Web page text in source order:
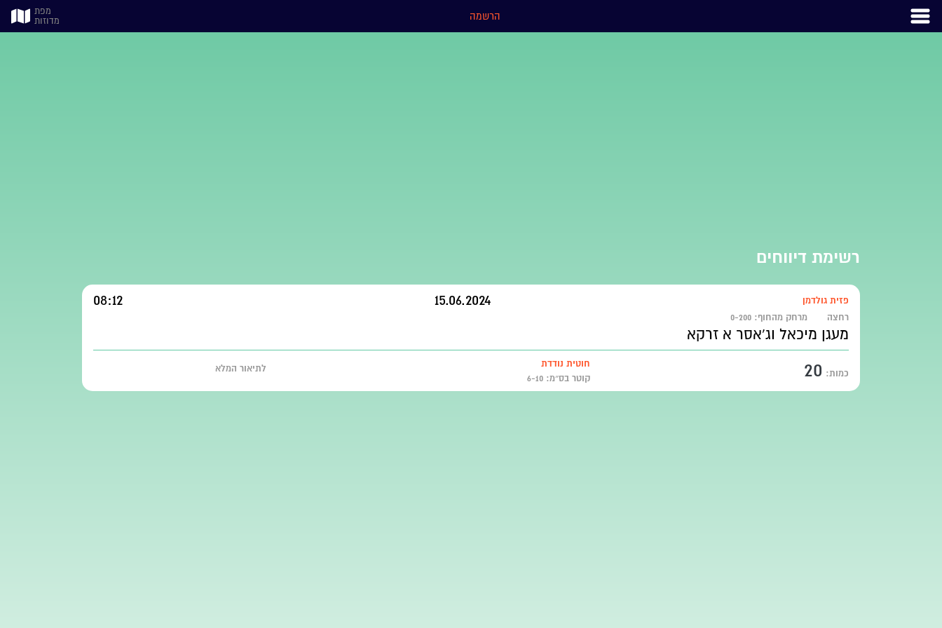
הרשמה
מפת
מדוזות
רשימת דיווחים
פזית גולדמן 15.06.2024
08:12
רחצה מרחק מהחוף: 0-200
מעגן מיכאל וג'אסר א זרקא
כמות: 20
חוטית נודדת
קוטר בס״מ: 6-10
לתיאור המלא